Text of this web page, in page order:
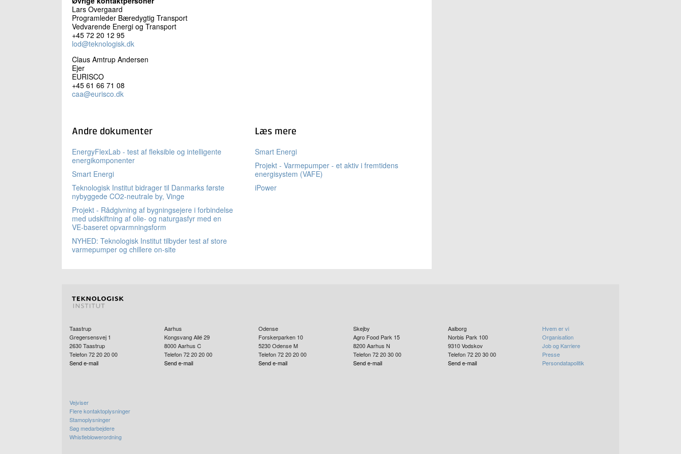
Lars Overgaard
Programleder Bæredygtig Transport
Vedvarende Energi og Transport
+45 72 20 12 95
lod@teknologisk.dk
Claus Amtrup Andersen
Ejer
EURISCO
+45 61 66 71 08
caa@eurisco.dk
Andre dokumenter
EnergyFlexLab - test af fleksible og intelligente
energikomponenter
Smart Energi
Teknologisk Institut bidrager til Danmarks første
nybyggede CO2-neutrale by, Vinge
Projekt - Rådgivning af bygningsejere i forbindelse
med udskiftning af olie- og naturgasfyr med en
VE-baseret opvarmningsform
NYHED: Teknologisk Institut tilbyder test af store
varmepumper og chillere on-site
Læs mere
Smart Energi
Projekt - Varmepumper - et aktiv i fremtidens
energisystem (VAFE)
iPower
Taastrup
Gregersensvej 1
2630Taastrup
Telefon 72 20 20 00
Send e-mail
Aarhus
Kongsvang Allé 29
8000 Aarhus C
Telefon 72 20 20 00
Send e-mail
Odense
Forskerparken 10
5230 Odense M
Telefon 72 20 20 00
Send e-mail
Skejby
Agro Food Park 15
8200Aarhus N
Telefon 72 20 30 00
Send e-mail
Aalborg
Norbis Park 100
9310 Vodskov
Telefon 72 20 30 00
Send e-mail
Hvem er vi
Organisation
Job og Karriere
Presse
Persondatapolitik
Vejviser
Flere kontaktoplysninger
Stamoplysninger
Søg medarbejdere
Whistleblowerordning